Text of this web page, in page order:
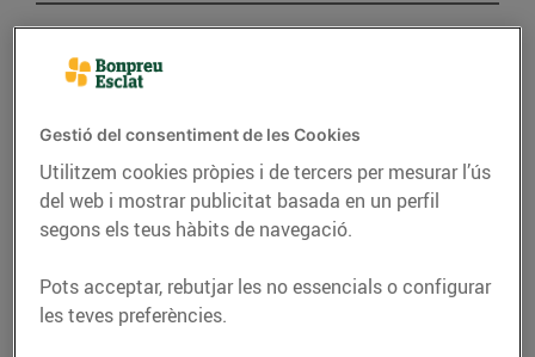
Gestió del consentiment de les Cookies
Utilitzem cookies pròpies i de tercers per mesurar l’ús
del web i mostrar publicitat basada en un perfil
segons els teus hàbits de navegació.
Pots acceptar, rebutjar les no essencials o configurar
les teves preferències.